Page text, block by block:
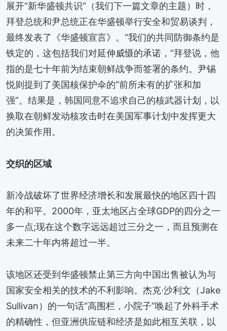
展开“新华盛顿共识”（我们下一篇文章的主题）时，
拜登总统和尹总统正在华盛顿举行安全和贸易谈判，
最终发表了《华盛顿宣言》。“我们的共同防御条约是
铁定的，这包括我们对延伸威慑的承诺，”拜登说，他
指的是七十年前为结束朝鲜战争而签署的条约。尹锡
悦则提到了美国核保护伞的“前所未有的扩张和加
强”。结果是，韩国同意不追求自己的核武器计划，以
换取在朝鲜发动核攻击时在美国军事计划中发挥更大
的决策作用。
交织的区域
新冷战破坏了世界经济增长和发展最快的地区四十四
年的和平。2000年，亚太地区占全球GDP的四分之一
多一点;现在这个数字远远超过三分之一，而且预测在
未来二十年内将超过一半。
该地区还受到华盛顿禁止第三方向中国出售被认为与
国家安全相关的技术的不利影响。杰克·沙利文（Jake
Sullivan）的一句话“高围栏，小院子”唤起了外科手术
的精确性，但亚洲供应链和经济是如此相互关联，以